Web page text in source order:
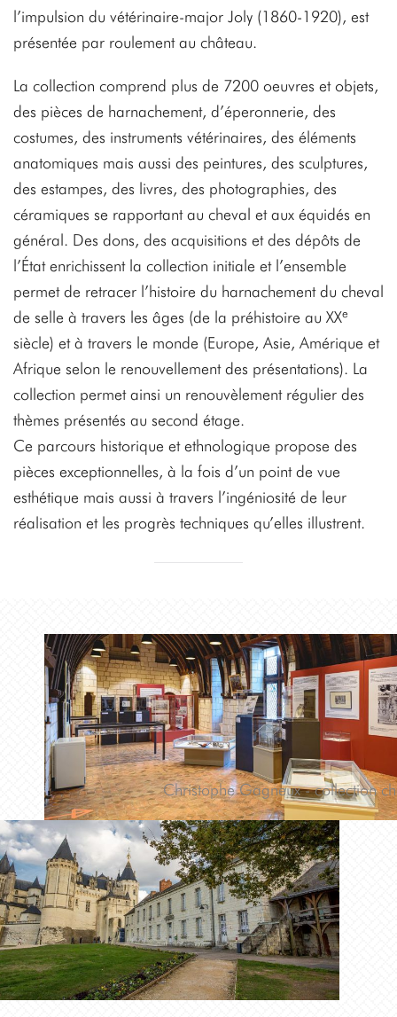
l’impulsion du vétérinaire-major Joly (1860-1920), est
présentée par roulement au château.
La collection comprend plus de 7200 oeuvres et objets,
des pièces de harnachement, d’éperonnerie, des
costumes, des instruments vétérinaires, des éléments
anatomiques mais aussi des peintures, des sculptures,
des estampes, des livres, des photographies, des
céramiques se rapportant au cheval et aux équidés en
général. Des dons, des acquisitions et des dépôts de
l’État enrichissent la collection initiale et l’ensemble
permet de retracer l’histoire du harnachement du cheval
de selle à travers les âges (de la préhistoire au XXe
siècle) et à travers le monde (Europe, Asie, Amérique et
Afrique selon le renouvellement des présentations). La
collection permet ainsi un renouvèlement régulier des
thèmes présentés au second étage.
Ce parcours historique et ethnologique propose des
pièces exceptionnelles, à la fois d’un point de vue
esthétique mais aussi à travers l’ingéniosité de leur
réalisation et les progrès techniques qu’elles illustrent.
Christophe Gagneux - collection